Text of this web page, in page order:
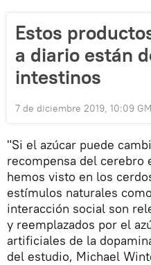
Estos
a diario están
intestinos
7 de diciembre 2019, 10:09
"Si el azúcar puede
recompensa del cerebro
hemos visto en los
estímulos naturales
interacción social son
y reemplazados por el
artificiales de la
del estudio, Michael